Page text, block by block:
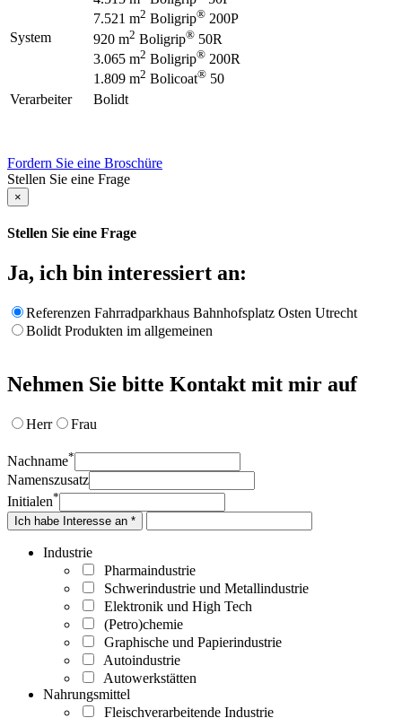
System
7.521 m2 Boligrip® 200P
920 m2 Boligrip® 50R
3.065 m2 Boligrip® 200R
1.809 m2 Bolicoat® 50
Verarbeiter
Bolidt
Fordern Sie eine Broschüre
Stellen Sie eine Frage
×
Stellen Sie eine Frage
Ja, ich bin interessiert an:
Referenzen Fahrradparkhaus Bahnhofsplatz Osten Utrecht
Bolidt Produkten im allgemeinen
Nehmen Sie bitte Kontakt mit mir auf
Herr Frau
Nachname*
Namenszusatz
Initialen*
Ich habe Interesse an *
Industrie
Pharmaindustrie
Schwerindustrie und Metallindustrie
Elektronik und High Tech
(Petro)chemie
Graphische und Papierindustrie
Autoindustrie
Autowerkstätten
Nahrungsmittel
Fleischverarbeitende Industrie